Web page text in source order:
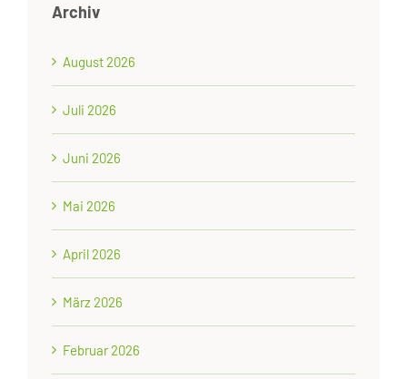
Archiv
August 2026
Juli 2026
Juni 2026
Mai 2026
April 2026
März 2026
Februar 2026